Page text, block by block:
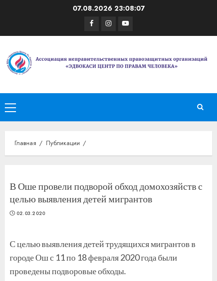
07.08.2026 23:08:07
Facebook
Instagram
Youtube
Основное
меню
Главная Публикации
В Оше провели подворой обход домохозяйств с
целью выявления детей мигрантов
02.03.2020
С целью выявления детей трудящихся мигрантов в
городе Ош с 11 по 18 февраля 2020 года были
проведены подворовые обходы.